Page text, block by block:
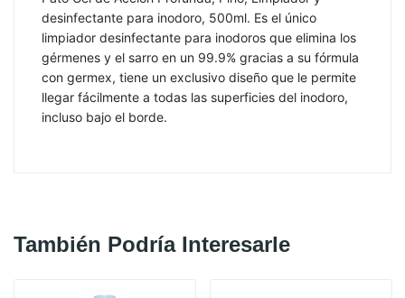
desinfectante para inodoro, 500ml. Es el único
limpiador desinfectante para inodoros que elimina los
gérmenes y el sarro en un 99.9% gracias a su fórmula
con germex, tiene un exclusivo diseño que le permite
llegar fácilmente a todas las superficies del inodoro,
incluso bajo el borde.
También Podría Interesarle